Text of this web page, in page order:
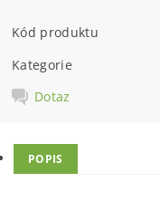
Kód produktu
Kategorie
Dotaz
POPIS